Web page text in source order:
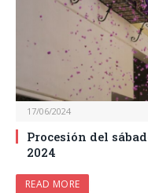
17/06/2024
Procesión del
2024
READ MORE